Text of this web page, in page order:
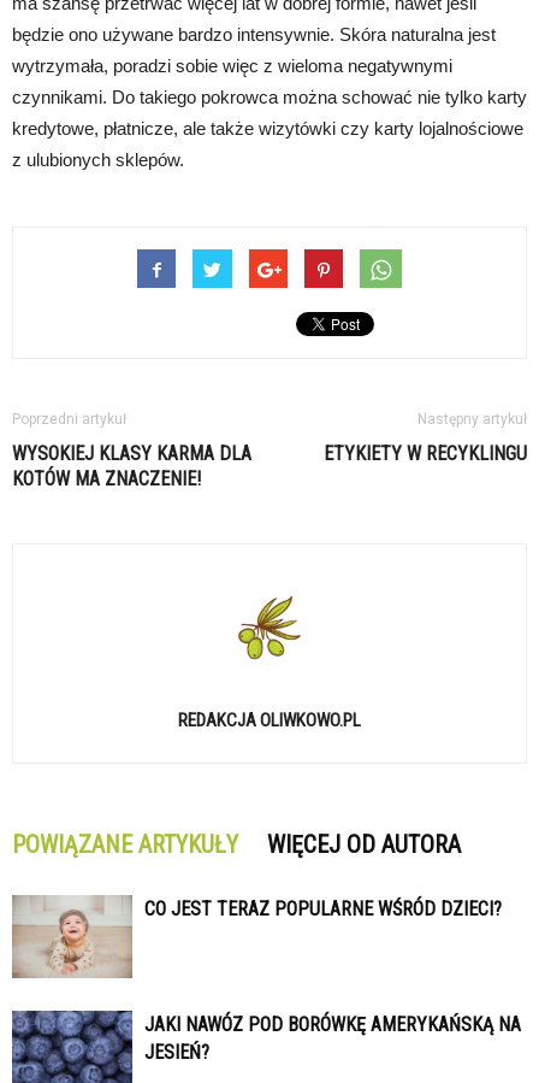
będzie ono używane bardzo intensywnie. Skóra naturalna jest
wytrzymała, poradzi sobie więc z wieloma negatywnymi
czynnikami. Do takiego pokrowca można schować nie tylko karty
kredytowe, płatnicze, ale także wizytówki czy karty lojalnościowe
z ulubionych sklepów.
Poprzedni artykuł
WYSOKIEJ KLASY KARMA DLA
KOTÓW MA ZNACZENIE!
Następny artykuł
ETYKIETY W RECYKLINGU
REDAKCJA OLIWKOWO.PL
POWIĄZANE ARTYKUŁY WIĘCEJ OD AUTORA
CO JEST TERAZ POPULARNE WŚRÓD DZIECI?
JAKI NAWÓZ POD BORÓWKĘ AMERYKAŃSKĄ NA
JESIEŃ?